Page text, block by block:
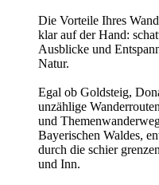
Die Vorteile Ihres
klar auf der Hand:
Ausblicke und
Natur.
Egal ob Goldsteig,
unzählige
und
Bayerischen Waldes,
durch die schier
und Inn.